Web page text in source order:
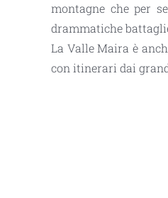
montagne che per
drammatiche
La Valle Maira è
con itinerari dai